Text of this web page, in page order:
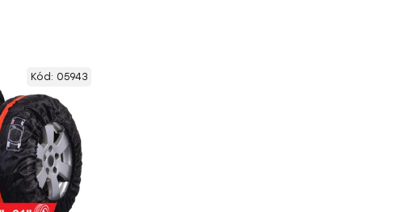
Kód: 05943